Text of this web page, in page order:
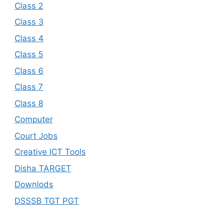
Class 2
Class 3
Class 4
Class 5
Class 6
Class 7
Class 8
Computer
Court Jobs
Creative ICT Tools
Disha TARGET
Downlods
DSSSB TGT PGT